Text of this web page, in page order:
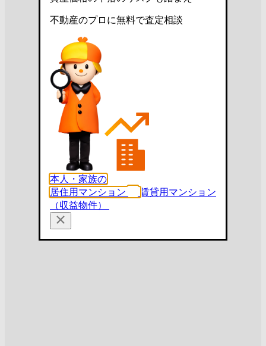
不動産のプロに無料で査定相談
本人・家族の
居住用マンション
賃貸用マンション
（収益物件）